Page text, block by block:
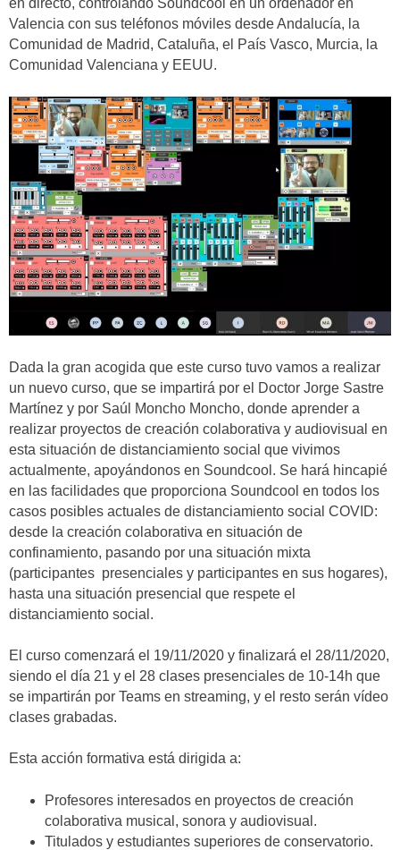
en directo, controlando Soundcool en un ordenador en
Valencia con sus teléfonos móviles desde Andalucía, la
Comunidad de Madrid, Cataluña, el País Vasco, Murcia, la
Comunidad Valenciana y EEUU.
Dada la gran acogida que este curso tuvo vamos a realizar
un nuevo curso, que se impartirá por el Doctor Jorge Sastre
Martínez y por Saúl Moncho Moncho, donde aprender a
realizar proyectos de creación colaborativa y audiovisual en
esta situación de distanciamiento social que vivimos
actualmente, apoyándonos en Soundcool. Se hará hincapié
en las facilidades que proporciona Soundcool en todos los
casos posibles actuales de distanciamiento social COVID:
desde la creación colaborativa en situación de
confinamiento, pasando por una situación mixta
(participantes presenciales y participantes en sus hogares),
hasta una situación presencial que respete el
distanciamiento social.
El curso comenzará el 19/11/2020 y finalizará el 28/11/2020,
siendo el día 21 y el 28 clases presenciales de 10-14h que
se impartirán por Teams en streaming, y el resto serán vídeo
clases grabadas.
Esta acción formativa está dirigida a:
Profesores interesados en proyectos de creación
colaborativa musical, sonora y audiovisual.
Titulados y estudiantes superiores de conservatorio.